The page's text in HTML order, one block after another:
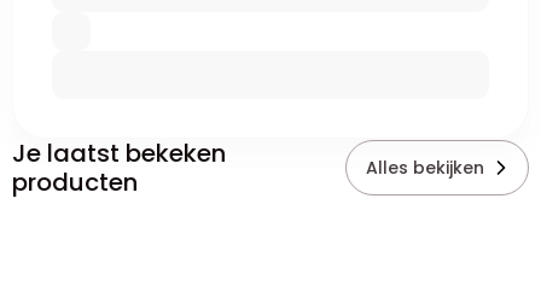
Je laatst bekeken
producten
Alles bekijken